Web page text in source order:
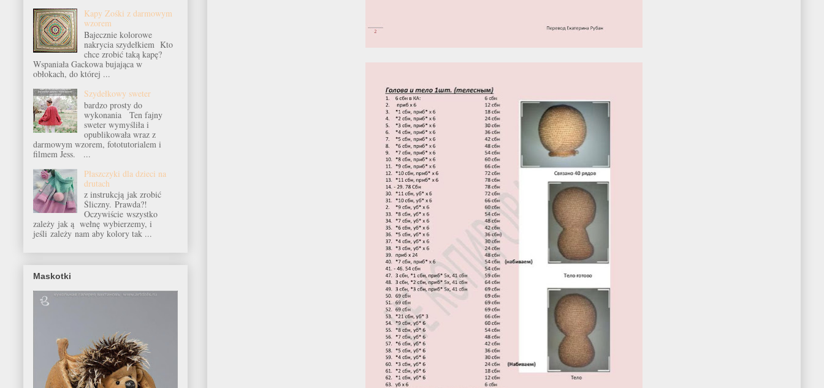
Kapy Zośki z darmowym
wzorem
Bajecznie kolorowe
nakrycia szydełkiem Kto
chce zrobić taką kapę?
Wspaniała Gackowa bujająca w
obłokach, do której ...
Szydełkowy sweter
bardzo prosty do
wykonania Ten fajny
sweter wymyśliła i
opublikowała wraz z
darmowym wzorem, fototutorialem i
filmem Jess. ...
Płaszczyki dla dzieci na
drutach
z instrukcją jak zrobić
Śliczny. Prawda?!
Oczywiście wszystko
zależy jak ą wełnę wybierzemy, i
jeśli zależy nam aby kolory tak ...
Maskotki